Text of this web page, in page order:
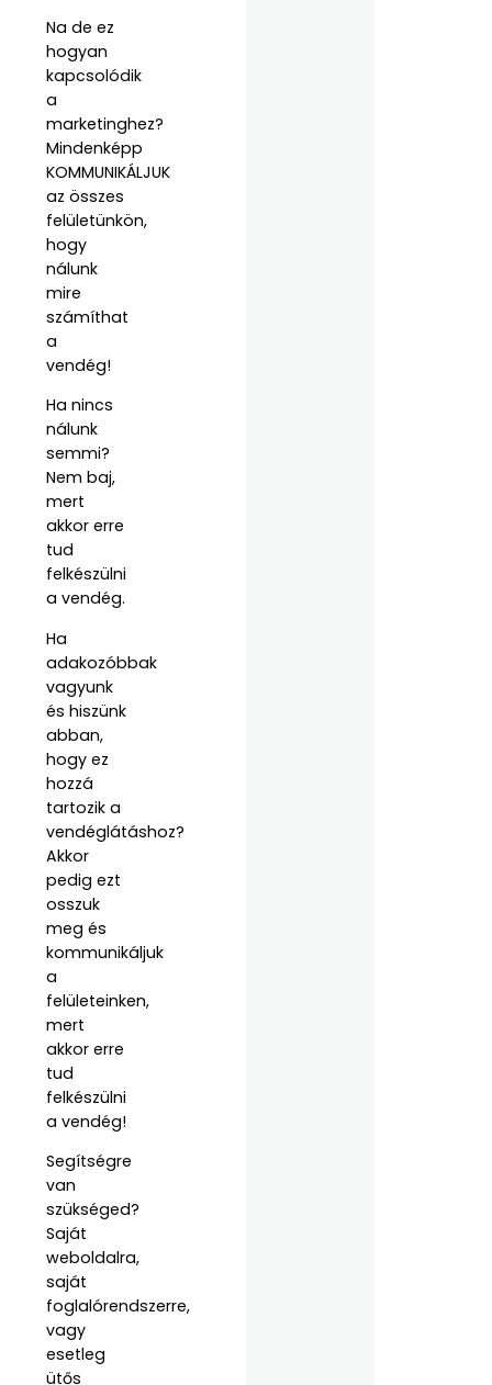
Na de ez
hogyan
kapcsolódik
a
marketinghez?
Mindenképp
KOMMUNIKÁLJUK
az összes
felületünkön,
hogy
nálunk
mire
számíthat
a
vendég!
Ha nincs
nálunk
semmi?
Nem baj,
mert
akkor erre
tud
felkészülni
a vendég.
Ha
adakozóbbak
vagyunk
és hiszünk
abban,
hogy ez
hozzá
tartozik a
vendéglátáshoz?
Akkor
pedig ezt
osszuk
meg és
kommunikáljuk
a
felületeinken,
mert
akkor erre
tud
felkészülni
a vendég!
Segítségre
van
szükséged?
Saját
weboldalra,
saját
foglalórendszerre,
vagy
esetleg
ütős